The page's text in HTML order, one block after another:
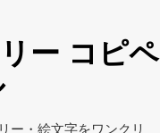
ー コピペ
ー・絵文字をワンクリ